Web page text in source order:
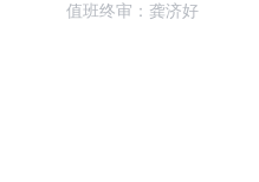
值班终审：龚济好